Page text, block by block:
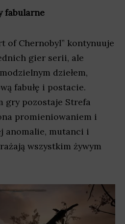
fabularne
of Chernobyl” kontynuuje
gier serii, ale
dziełem,
fabułę i postacie.
gry pozostaje Strefa
promieniowaniem i
anomalie, mutanci i
wszystkim żywym